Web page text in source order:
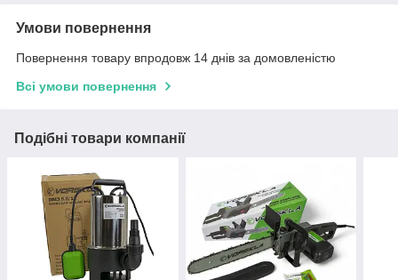
Умови повернення
Повернення товару впродовж 14 днів за домовленістю
Всі умови повернення
Подібні товари компанії